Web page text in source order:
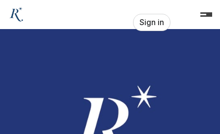
Skip header
Musikkultur Rheinsberg gGmbH
Sign in